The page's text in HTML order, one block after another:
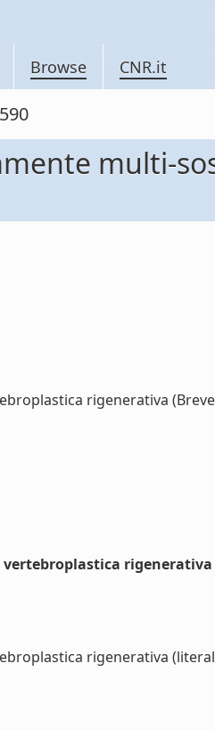
Browse CNR.it
multi-
rigenerativa
rigenerativa
rigenerativa